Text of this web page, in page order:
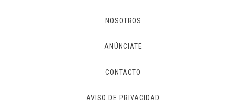
NOSOTROS
ANÚNCIATE
CONTACTO
AVISO DE PRIVACIDAD